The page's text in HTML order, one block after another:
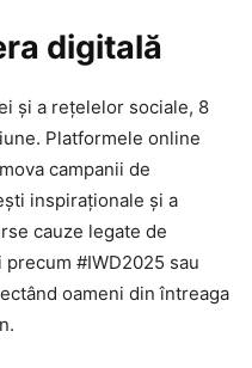
digitală
și a rețelelor sociale, 8
Platformele online
campanii de
inspiraționale și a
cauze legate de
#IWD2025 sau
oameni din întreaga